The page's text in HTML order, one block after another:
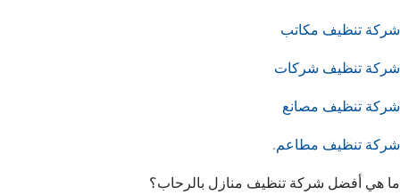
شركة تنظيف مكاتب
شركة تنظيف شركات
شركة تنظيف مصانع
شركة تنظيف مطاعم.
ما هي أفضل شركة تنظيف منازل بالرحاب؟